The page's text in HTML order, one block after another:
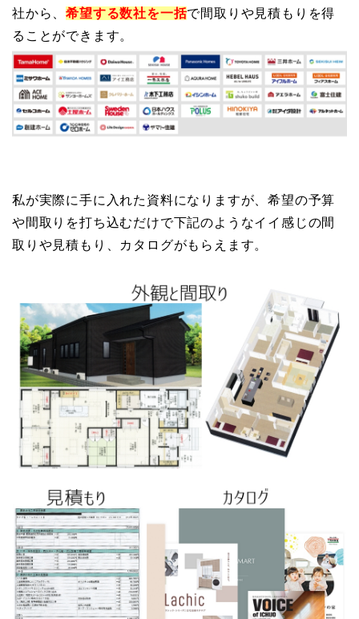
社から、希望する数社を一括で間取りや見積もりを得
ることができます。
私が実際に手に入れた資料になりますが、希望の予算
や間取りを打ち込むだけで下記のようなイイ感じの間
取りや見積もり、カタログがもらえます。